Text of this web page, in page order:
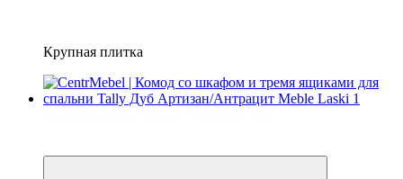
Крупная плитка